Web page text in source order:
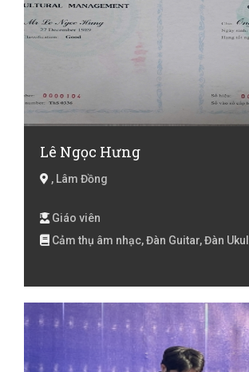
Lê Ngọc Hưng
, Lâm Đồng
Giáo viên
Cảm thụ âm nhạc, Đàn Guitar, Đàn